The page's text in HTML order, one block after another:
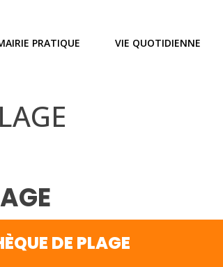
PRATIQUE VIE QUOTIDIENNE
DE PLAGE